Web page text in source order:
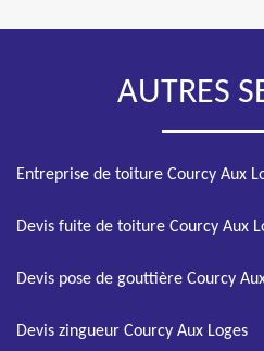
AUTRES
Entreprise de toiture Courcy Aux
Devis fuite de toiture Courcy Aux
Devis pose de gouttière Courcy
Devis zingueur Courcy Aux Loges